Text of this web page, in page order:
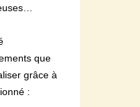
que
grâce à
: